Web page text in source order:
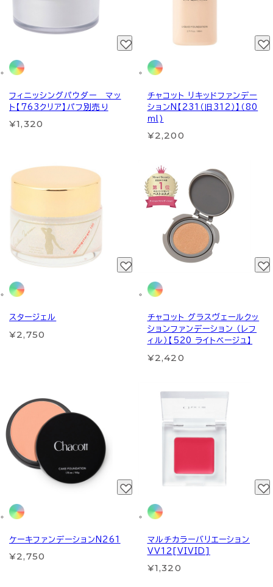
フィニッシングパウダー マッ
ト【763クリア】パフ別売り
¥1,320
チャコット リキッドファンデー
ションN【231（旧312）】（80
ｍl)
¥2,200
スタージェル
¥2,750
チャコット グラスヴェールクッ
ションファンデーション （レフ
ィル）【520 ライトベージュ】
¥2,420
ケーキファンデーションN261
¥2,750
マルチカラーバリエーション
VV12[VIVID]
¥1,320